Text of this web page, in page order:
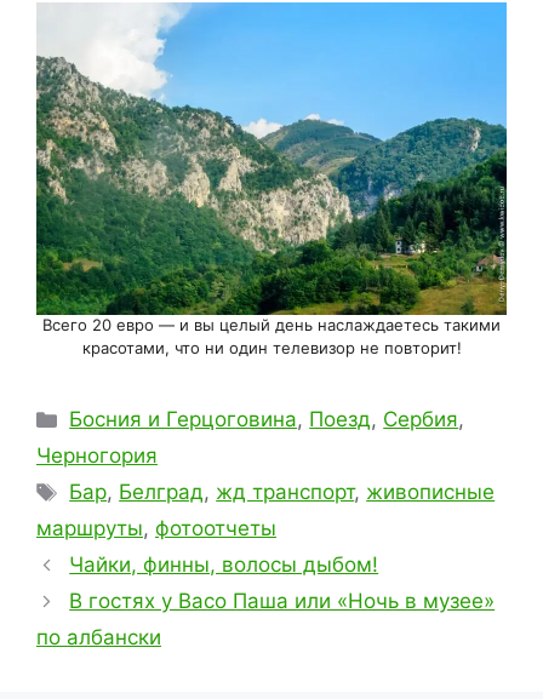
Всего 20 евро — и вы целый день наслаждаетесь такими
красотами, что ни один телевизор не повторит!
Рубрики
Босния и Герцоговина, Поезд, Сербия,
Черногория
Метки
Бар, Белград, жд транспорт, живописные
маршруты, фотоотчеты
Чайки, финны, волосы дыбом!
В гостях у Васо Паша или «Ночь в музее»
по албански